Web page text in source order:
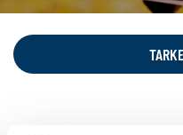
sivulla